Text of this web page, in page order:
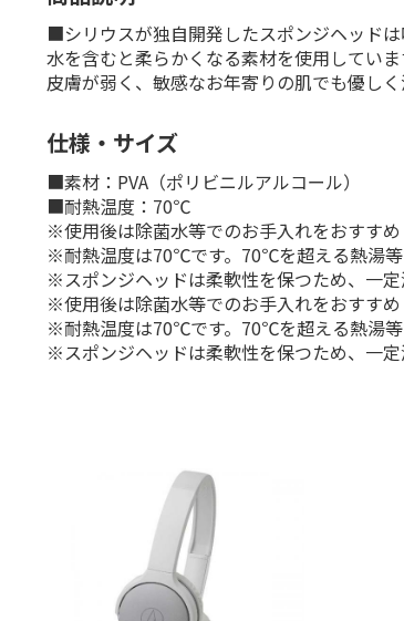
■シリウスが独自開発したスポンジヘッドは
水を含むと柔らかくなる素材を使用していま
皮膚が弱く、敏感なお年寄りの肌でも優しく
仕様・サイズ
■素材：PVA（ポリビニルアルコール）
■耐熱温度：70℃
※使用後は除菌水等でのお手入れをおすすめ
※耐熱温度は70℃です。70℃を超える熱湯等
※スポンジヘッドは柔軟性を保つため、一
※使用後は除菌水等でのお手入れをおすすめ
※耐熱温度は70℃です。70℃を超える熱湯等
※スポンジヘッドは柔軟性を保つため、一